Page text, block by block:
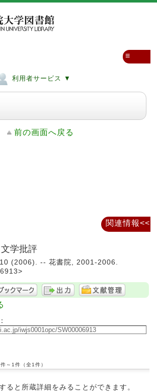
利用者サービス ▼
≡
前の画面へ戻る
学批評
(2006). -- 花書院, 2001-2006.
～1件（全1件）
ると所蔵詳細をみることができます。
関連情報<<